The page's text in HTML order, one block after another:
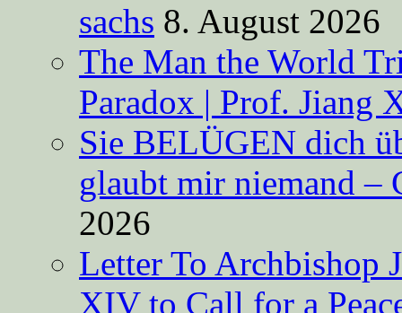
sachs 8. August 2026
The Man the World
Paradox | Prof. Jiang
Sie BELÜGEN dich
glaubt mir niemand –
2026
Letter To Archbishop
XIV to Call for a